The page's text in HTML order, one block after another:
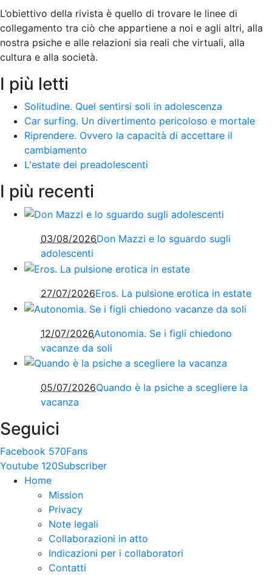
L’obiettivo della rivista è quello di trovare le linee di
collegamento tra ciò che appartiene a noi e agli altri, alla
nostra psiche e alle relazioni sia reali che virtuali, alla
cultura e alla società.
I più letti
Solitudine. Quel sentirsi soli in adolescenza
Car surfing. Un divertimento pericoloso e mortale
Riprendere. Ovvero la capacità di accettare il
cambiamento
L'estate dei preadolescenti
I più recenti
03/08/2026Don Mazzi e lo sguardo sugli
adolescenti
27/07/2026Eros. La pulsione erotica in estate
12/07/2026Autonomia. Se i figli chiedono
vacanze da soli
05/07/2026Quando è la psiche a scegliere la
vacanza
Seguici
Facebook 570Fans
Youtube 120Subscriber
Home
Mission
Privacy
Note legali
Collaborazioni in atto
Indicazioni per i collaboratori
Contatti